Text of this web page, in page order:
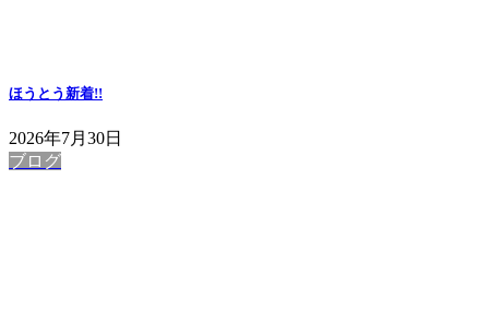
ほうとう 新着!!
2026年7月30日
ブログ